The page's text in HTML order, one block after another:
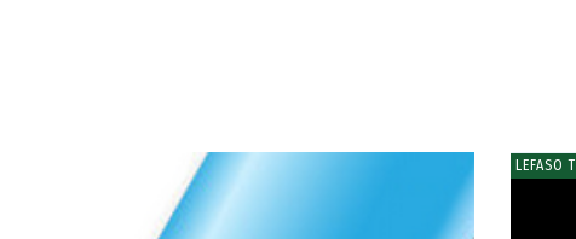
LEFASO